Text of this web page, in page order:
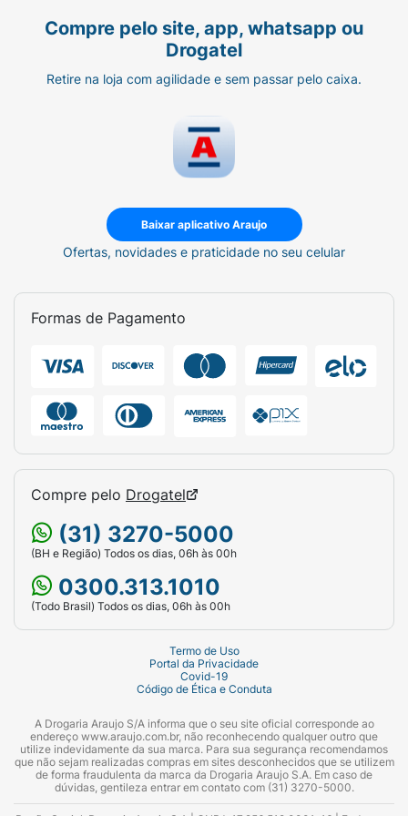
Compre pelo site, app, whatsapp ou
Drogatel
Retire na loja com agilidade e sem passar pelo caixa.
Baixar aplicativo Araujo
Ofertas, novidades e praticidade no seu celular
Formas de Pagamento
Compre pelo Drogatel
(31) 3270-5000
(BH e Região) Todos os dias, 06h às 00h
0300.313.1010
(Todo Brasil) Todos os dias, 06h às 00h
Termo de Uso
Portal da Privacidade
Covid-19
Código de Ética e Conduta
A Drogaria Araujo S/A informa que o seu site oficial corresponde ao
endereço www.araujo.com.br, não reconhecendo qualquer outro que
utilize indevidamente da sua marca. Para sua segurança recomendamos
que não sejam realizadas compras em sites desconhecidos que se utilizem
de forma fraudulenta da marca da Drogaria Araujo S.A. Em caso de
dúvidas, gentileza entrar em contato com (31) 3270-5000.